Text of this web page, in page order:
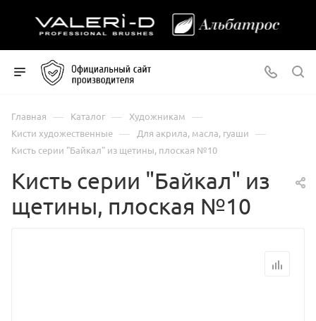
Главная — Каталог — Художникам —
Кисти художественные — Для акрила, масла, гуаши —
Кисть серии "Байкал" из щетины, плоская №10
Кисть серии "Байкал" из
щетины, плоская №10